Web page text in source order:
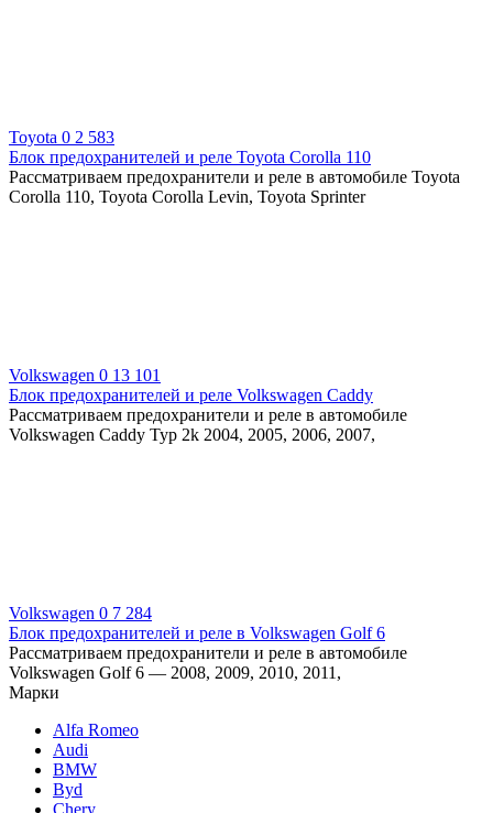
Toyota 0 2 583
Блок предохранителей и реле Toyota Corolla 110
Рассматриваем предохранители и реле в автомобиле Toyota
Corolla 110, Toyota Corolla Levin, Toyota Sprinter
Volkswagen 0 13 101
Блок предохранителей и реле Volkswagen Caddy
Рассматриваем предохранители и реле в автомобиле
Volkswagen Caddy Typ 2k 2004, 2005, 2006, 2007,
Volkswagen 0 7 284
Блок предохранителей и реле в Volkswagen Golf 6
Рассматриваем предохранители и реле в автомобиле
Volkswagen Golf 6 — 2008, 2009, 2010, 2011,
Марки
Alfa Romeo
Audi
BMW
Byd
Chery